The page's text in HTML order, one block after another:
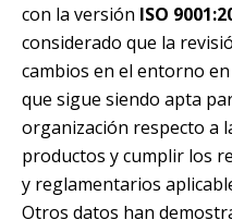
con la versión ISO
considerado que la
cambios en el entorno
que sigue siendo apta
organización respecto a
productos y cumplir los
y reglamentarios
Otros datos han